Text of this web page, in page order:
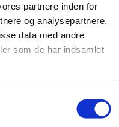
partnere inden for
og analysepartnere.
data med andre
som de har indsamlet